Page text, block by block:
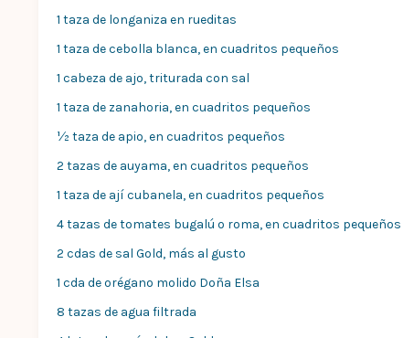
1 taza de longaniza en rueditas
1 taza de cebolla blanca,en cuadritos pequeños
1 cabeza de ajo, triturada con sal
1 taza de zanahoria, en cuadritos pequeños
½ taza de apio,en cuadritos pequeños
2 tazas de auyama, en cuadritos pequeños
1 taza de ají cubanela, en cuadritos pequeños
4 tazas de tomates bugalú o roma, en cuadritos pequeños
2 cdas de sal Gold, más al gusto
1 cda de orégano molido Doña Elsa
8 tazas de agua filtrada